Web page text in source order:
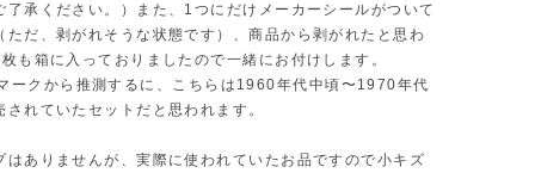
了承ください。）また、1つにだけメーカーシールがついて
ただ、剥がれそうな状態です）、商品から剥がれたと思わ
も箱に入っておりましたので一緒にお付けします。
クから推測するに、こちらは1960年代中頃〜1970年代
されていたセットだと思われます。
はありませんが、実際に使われていたお品ですので小キズ